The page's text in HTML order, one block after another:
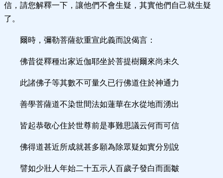
信，請您解釋一下，讓他們不會生疑，其實他們自己就生疑
了。
爾時，彌勒菩薩欲重宣此義而說偈言：
佛昔從釋種出家近伽耶坐於菩提樹爾來尚未久
此諸佛子等其數不可量久已行佛道住於神通力
善學菩薩道不染世間法如蓮華在水從地而湧出
皆起恭敬心住於世尊前是事難思議云何而可信
佛得道甚近所成就甚多願為除眾疑如實分別說
譬如少壯人年始二十五示人百歲子發白而面皺